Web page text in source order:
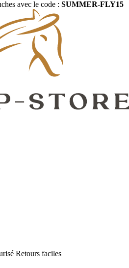
avec le code : SUMMER-FLY15
Retours faciles